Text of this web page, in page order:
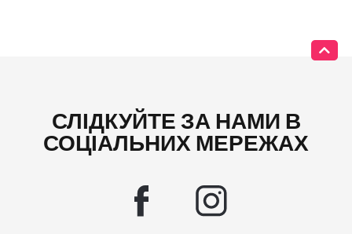
СЛІДКУЙТЕ ЗА НАМИ В
СОЦІАЛЬНИХ МЕРЕЖАХ